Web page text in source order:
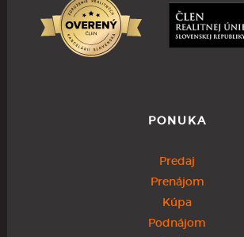
PONUKA
Predaj
Prenájom
Kúpa
Podnájom